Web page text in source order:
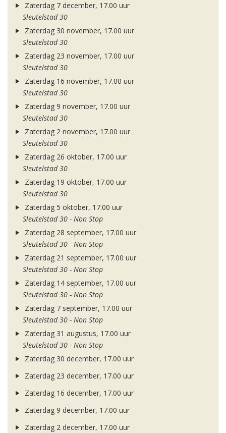
Zaterdag 7 december, 17.00 uur
Sleutelstad 30
Zaterdag 30 november, 17.00 uur
Sleutelstad 30
Zaterdag 23 november, 17.00 uur
Sleutelstad 30
Zaterdag 16 november, 17.00 uur
Sleutelstad 30
Zaterdag 9 november, 17.00 uur
Sleutelstad 30
Zaterdag 2 november, 17.00 uur
Sleutelstad 30
Zaterdag 26 oktober, 17.00 uur
Sleutelstad 30
Zaterdag 19 oktober, 17.00 uur
Sleutelstad 30
Zaterdag 5 oktober, 17.00 uur
Sleutelstad 30 - Non Stop
Zaterdag 28 september, 17.00 uur
Sleutelstad 30 - Non Stop
Zaterdag 21 september, 17.00 uur
Sleutelstad 30 - Non Stop
Zaterdag 14 september, 17.00 uur
Sleutelstad 30 - Non Stop
Zaterdag 7 september, 17.00 uur
Sleutelstad 30 - Non Stop
Zaterdag 31 augustus, 17.00 uur
Sleutelstad 30 - Non Stop
Zaterdag 30 december, 17.00 uur
Zaterdag 23 december, 17.00 uur
Zaterdag 16 december, 17.00 uur
Zaterdag 9 december, 17.00 uur
Zaterdag 2 december, 17.00 uur